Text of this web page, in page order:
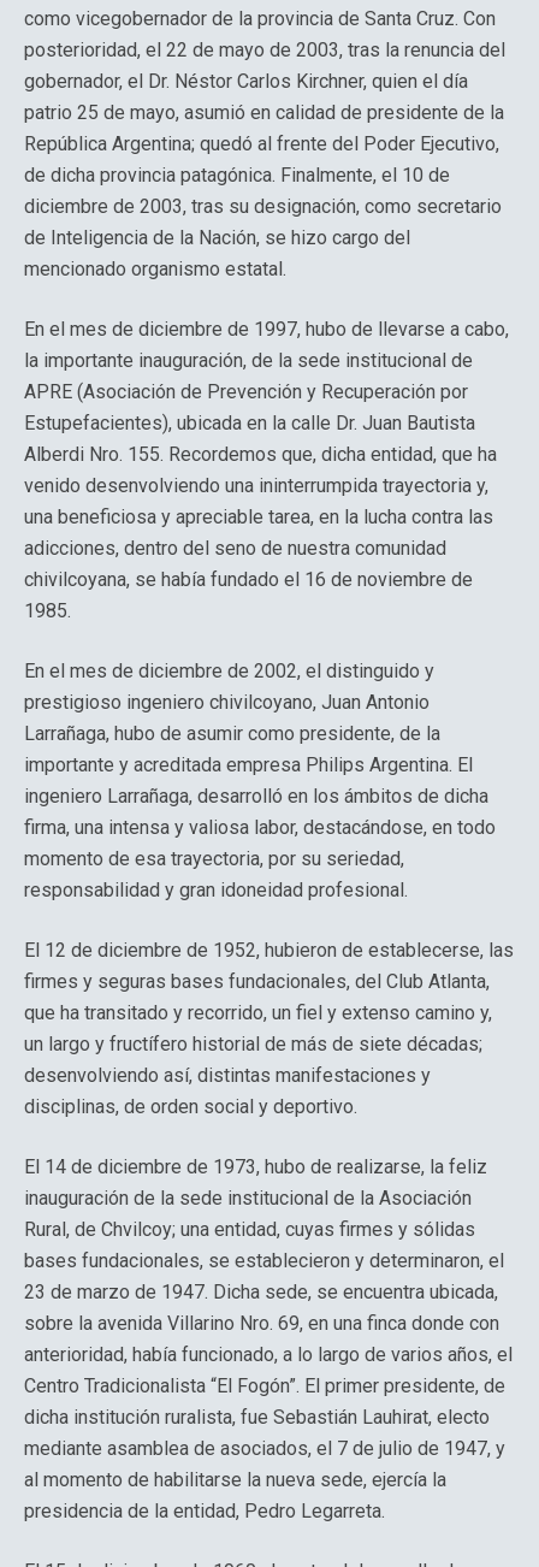
como vicegobernador de la provincia de Santa Cruz. Con
posterioridad, el 22 de mayo de 2003, tras la renuncia del
gobernador, el Dr. Néstor Carlos Kirchner, quien el día
patrio 25 de mayo, asumió en calidad de presidente de la
República Argentina; quedó al frente del Poder Ejecutivo,
de dicha provincia patagónica. Finalmente, el 10 de
diciembre de 2003, tras su designación, como secretario
de Inteligencia de la Nación, se hizo cargo del
mencionado organismo estatal.
En el mes de diciembre de 1997, hubo de llevarse a cabo,
la importante inauguración, de la sede institucional de
APRE (Asociación de Prevención y Recuperación por
Estupefacientes), ubicada en la calle Dr. Juan Bautista
Alberdi Nro. 155. Recordemos que, dicha entidad, que ha
venido desenvolviendo una ininterrumpida trayectoria y,
una beneficiosa y apreciable tarea, en la lucha contra las
adicciones, dentro del seno de nuestra comunidad
chivilcoyana, se había fundado el 16 de noviembre de
1985.
En el mes de diciembre de 2002, el distinguido y
prestigioso ingeniero chivilcoyano, Juan Antonio
Larrañaga, hubo de asumir como presidente, de la
importante y acreditada empresa Philips Argentina. El
ingeniero Larrañaga, desarrolló en los ámbitos de dicha
firma, una intensa y valiosa labor, destacándose, en todo
momento de esa trayectoria, por su seriedad,
responsabilidad y gran idoneidad profesional.
El 12 de diciembre de 1952, hubieron de establecerse, las
firmes y seguras bases fundacionales, del Club Atlanta,
que ha transitado y recorrido, un fiel y extenso camino y,
un largo y fructífero historial de más de siete décadas;
desenvolviendo así, distintas manifestaciones y
disciplinas, de orden social y deportivo.
El 14 de diciembre de 1973, hubo de realizarse, la feliz
inauguración de la sede institucional de la Asociación
Rural, de Chvilcoy; una entidad, cuyas firmes y sólidas
bases fundacionales, se establecieron y determinaron, el
23 de marzo de 1947. Dicha sede, se encuentra ubicada,
sobre la avenida Villarino Nro. 69, en una finca donde con
anterioridad, había funcionado, a lo largo de varios años, el
Centro Tradicionalista “El Fogón”. El primer presidente, de
dicha institución ruralista, fue Sebastián Lauhirat, electo
mediante asamblea de asociados, el 7 de julio de 1947, y
al momento de habilitarse la nueva sede, ejercía la
presidencia de la entidad, Pedro Legarreta.